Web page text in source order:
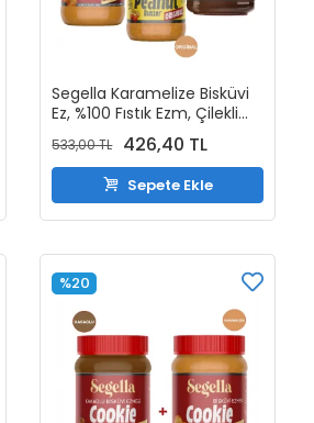
Segella Karamelize Bisküvi
Ez, %100 Fıstık Ezm, Çilekli
Mey. Parçacıklı Fındık
Kreması 350gr x 3 Adet ve 1
Adet 50Gr Grisini Kakaolu
Fındık Kreması HEDİYE
533,00 TL 426,40 TL
Sepete Ekle
%20